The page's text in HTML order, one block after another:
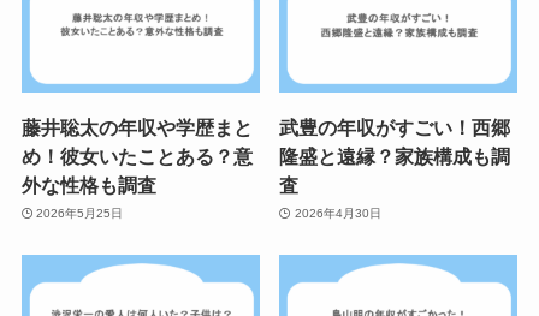
藤井聡太の年収や学歴まと
め！彼女いたことある？意
外な性格も調査
2026年5月25日
武豊の年収がすごい！西郷
隆盛と遠縁？家族構成も調
査
2026年4月30日